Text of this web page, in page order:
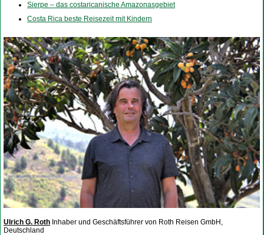
Sierpe – das costaricanische Amazonasgebiet
Costa Rica beste Reisezeit mit Kindern
Ulrich G. Roth Inhaber und Geschäftsführer von Roth Reisen GmbH,
Deutschland